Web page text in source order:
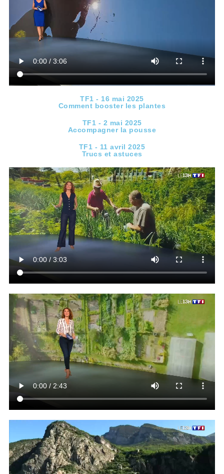
TF1 - 16 mai 2025
Comment booster les plantes
TF1 - 2 mai 2025
Accompagner la pousse
TF1 - 11 avril 2025
Trucs et astuces